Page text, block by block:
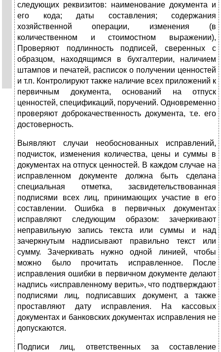
следующих реквизитов: наименование документа и
его кода; даты составления; содержания
хозяйственной операции, изменения (в
количественном и стоимостном выражении),
Проверяют подлинность подписей, сверенных с
образцом, находящимся в бухгалтерии, наличием
штампов и печатей, расписок о получении ценностей
и т.п. Контролируют также наличие всех приложений к
первичным документа, оснований на отпуск
ценностей, спецификаций, поручений. Одновременно
проверяют доброкачественность документа, т.е. его
достоверность.
Выявляют случаи необоснованных исправлений,
подчисток, изменения количества, цены и суммы в
документах на отпуск ценностей. В каждом случае на
исправленном документе должна быть сделана
специальная отметка, засвидетельствованная
подписями всех лиц, принимающих участие в его
составлении. Ошибка в первичных документах
исправляют следующим образом: зачеркивают
неправильную запись текста или суммы и над
зачеркнутым надписывают правильно текст или
сумму. Зачеркивать нужно одной линией, чтобы
можно было прочитать исправленное. После
исправления ошибки в первичном документе делают
надпись «исправленному верить», что подтверждают
подписями лиц, подписавших документ, а также
проставляют дату исправления. На кассовых
документах и банковских документах исправления не
допускаются.
Подписи лиц, ответственных за составление